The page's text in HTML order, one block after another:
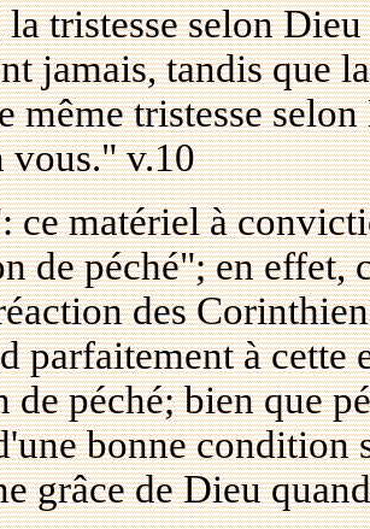
tristesse selon
jamais, tandis que
même tristesse
vous." v.10
ce matériel à
de péché"; en effet,
des
parfaitement à
péché; bien que
bonne condition
grâce de Dieu